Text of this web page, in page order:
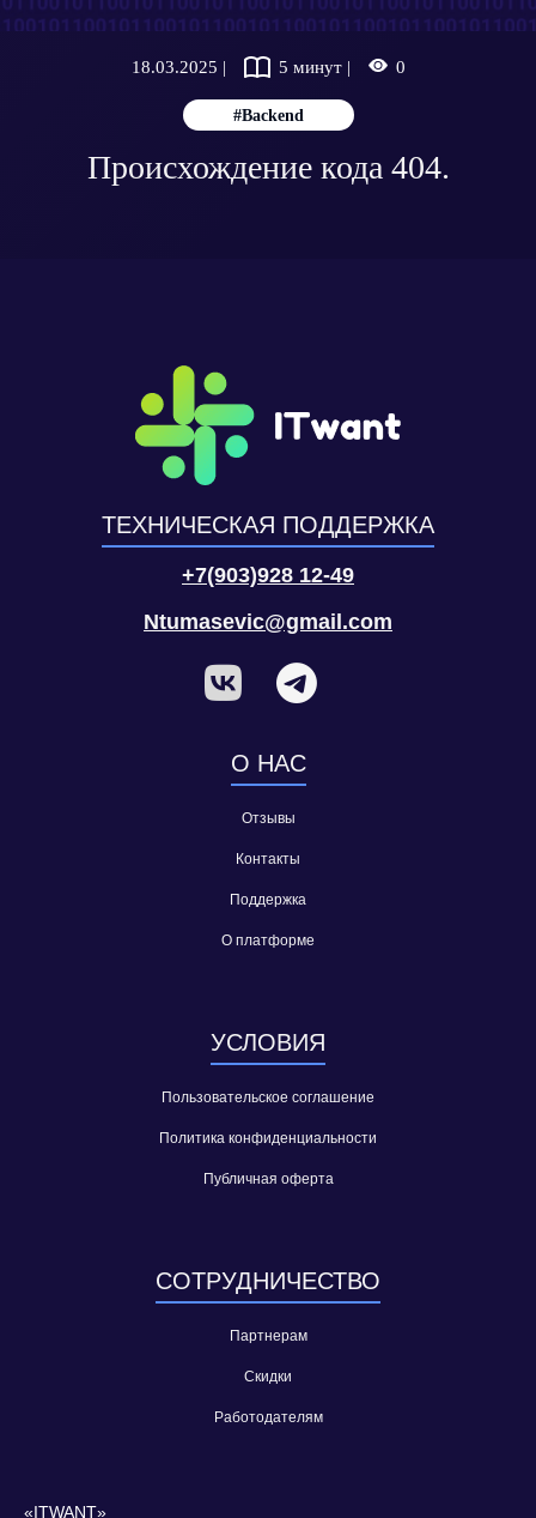
18.03.2025 | 5 минут | 0
#Backend
Происхождение кода 404.
ТЕХНИЧЕСКАЯ ПОДДЕРЖКА
+7(903)928 12-49
Ntumasevic@gmail.com
О НАС
Отзывы
Контакты
Поддержка
О платформе
УСЛОВИЯ
Пользовательское соглашение
Политика конфиденциальности
Публичная оферта
СОТРУДНИЧЕСТВО
Партнерам
Скидки
Работодателям
«ITWANT»